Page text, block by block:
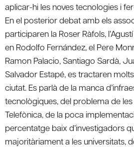
aplicar-hi les noves tecnologies i
En el posterior debat amb els
participaren la Roser Ràfols,
en Rodolfo Fernández, el Pere
Ramon Palacio, Santiago Sardà,
Salvador Estapé, es tractaren
ciutat. Es parlà de la manca
tecnològiques, del problema de
Telefònica, de la poca
percentatge baix d’investigadors
majoritàriament a les universitats,